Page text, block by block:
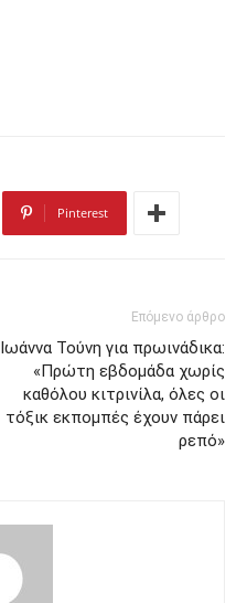
Pinterest
Επόμενο άρθρο
Ιωάννα Τούνη για πρωινάδικα:
«Πρώτη εβδομάδα χωρίς
καθόλου κιτρινίλα, όλες οι
τόξικ εκπομπές έχουν πάρει
ρεπό»